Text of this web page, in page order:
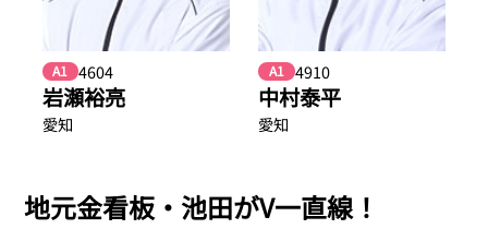
A1 4604
岩瀬裕亮
愛知
A1 4910
中村泰平
愛知
地元金看板・池田がV一直線！